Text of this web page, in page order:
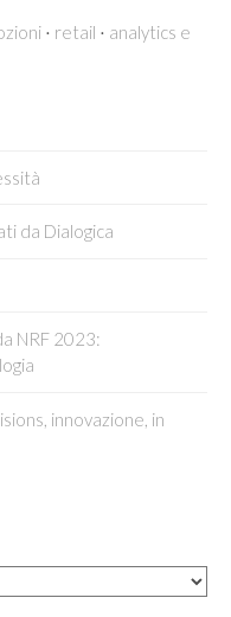
· retail · analytics e
da Dialogica
NRF 2023:
innovazione, in